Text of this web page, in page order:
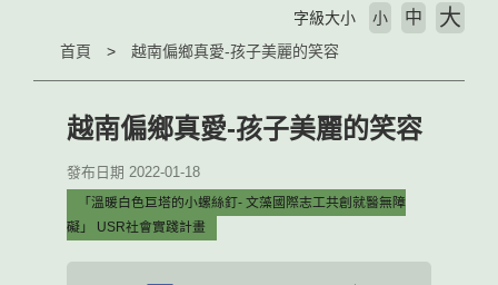
首頁 越南偏鄉真愛-孩子美麗的笑容
字級大小 小 中 大
越南偏鄉真愛-孩子美麗的笑容
發布日期 2022-01-18
「溫暖白色巨塔的小螺絲釘- 文藻國際志工共創就醫無障
礙」 USR社會實踐計畫